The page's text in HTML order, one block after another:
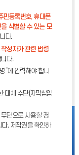
민등록번호, 휴대폰
식별할 수 있는 모
다.
성자가 관련 법령
다.
”에 입력해야 합니
대체 수단(자막삽입
단으로 사용할 경
다. 저작권을 확인하